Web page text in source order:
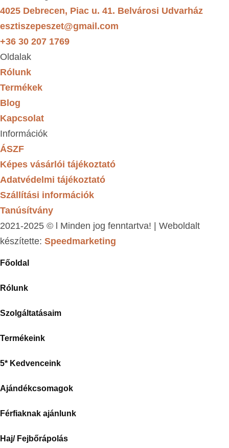
4025 Debrecen, Piac u. 41. Belvárosi Udvarház
esztiszepeszet@gmail.com
+36 30 207 1769
Oldalak
Rólunk
Termékek
Blog
Kapcsolat
Információk
ÁSZF
Képes vásárlói tájékoztató
Adatvédelmi tájékoztató
Szállítási információk
Tanúsítvány
2021-2025 © l Minden jog fenntartva! | Weboldalt
készítette: Speedmarketing
Főoldal
Rólunk
Szolgáltatásaim
Termékeink
5* Kedvenceink
Ajándékcsomagok
Férfiaknak ajánlunk
Haj/ Fejbőrápolás